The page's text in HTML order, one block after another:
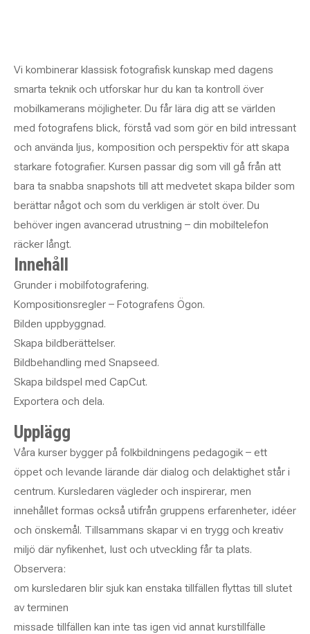
Vi kombinerar klassisk fotografisk kunskap med dagens
smarta teknik och utforskar hur du kan ta kontroll över
mobilkamerans möjligheter. Du får lära dig att se världen
med fotografens blick, förstå vad som gör en bild intressant
och använda ljus, komposition och perspektiv för att skapa
starkare fotografier. Kursen passar dig som vill gå från att
bara ta snabba snapshots till att medvetet skapa bilder som
berättar något och som du verkligen är stolt över. Du
behöver ingen avancerad utrustning – din mobiltelefon
räcker långt.
Innehåll
Grunder i mobilfotografering.
Kompositionsregler – Fotografens Ögon.
Bilden uppbyggnad.
Skapa bildberättelser.
Bildbehandling med Snapseed.
Skapa bildspel med CapCut.
Exportera och dela.
Upplägg
Våra kurser bygger på folkbildningens pedagogik – ett
öppet och levande lärande där dialog och delaktighet står i
centrum. Kursledaren vägleder och inspirerar, men
innehållet formas också utifrån gruppens erfarenheter, idéer
och önskemål. Tillsammans skapar vi en trygg och kreativ
miljö där nyfikenhet, lust och utveckling får ta plats.
Observera:
om kursledaren blir sjuk kan enstaka tillfällen flyttas till slutet
av terminen
missade tillfällen kan inte tas igen vid annat kurstillfälle